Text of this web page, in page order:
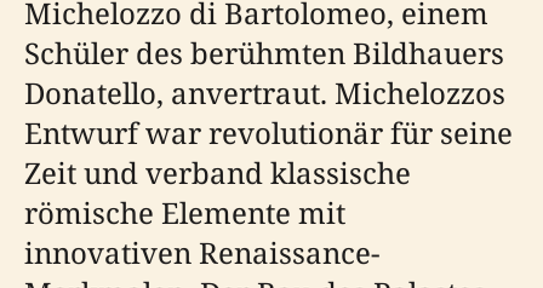
Michelozzo di Bartolomeo, einem
Schüler des berühmten Bildhauers
Donatello, anvertraut. Michelozzos
Entwurf war revolutionär für seine
Zeit und verband klassische
römische Elemente mit
innovativen Renaissance-